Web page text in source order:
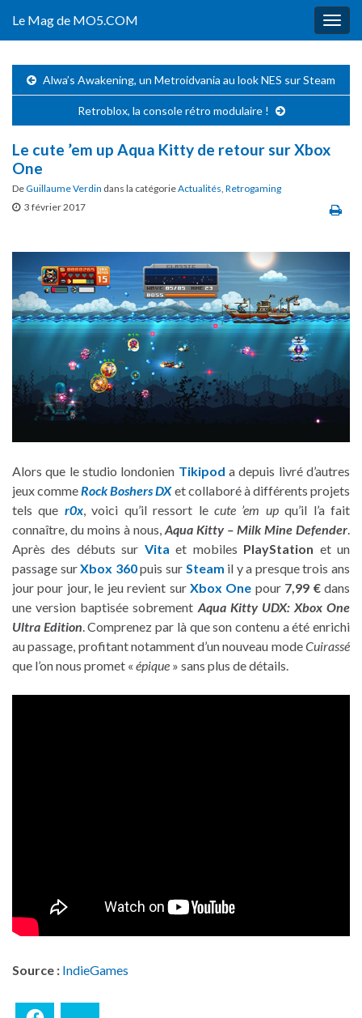
Le Mag de MO5.COM
Alwa’s Awakening, un Metroidvania au look NES sur Steam
Retroblox, la console rétro modulaire !
Le cute ’em up Aqua Kitty de retour sur Xbox
One
DeGuillaume Verdin dans la catégorieActualités, Retrogaming
3 février 2017
Alors que le studio londonien Tikipod a depuis livré d’autres
jeux commeRock Boshers DXet collaboré à différents projets
tels que r0x, voici qu’il ressort le cute ’em upqu’il l’a fait
connaître, du moins à nous, Aqua Kitty – Milk Mine Defender.
Après des débuts sur Vita et mobiles PlayStation et un
passage surXbox 360puis sur Steam il y a presque trois ans
jour pour jour, le jeu revient sur Xbox One pour 7,99 €dans
une version baptisée sobrement Aqua Kitty UDX: Xbox One
Ultra Edition. Comprenez par là que son contenu a été enrichi
au passage, profitant notamment d’un nouveau modeCuirassé
que l’on nous promet « épique » sans plus de détails.
Source : IndieGames